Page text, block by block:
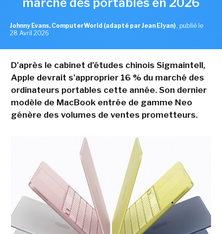
Johnny Evans, ComputerWorld (adapté par Jean Elyan) , publié le
28 Avril 2026
D'après le cabinet d'études chinois Sigmaintell,
Apple devrait s'approprier 16 % du marché des
ordinateurs portables cette année. Son dernier
modèle de MacBook entrée de gamme Neo
génère des volumes de ventes prometteurs.